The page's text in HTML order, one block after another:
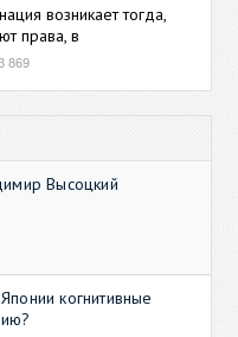
возникает тогда,
права, в
869
Высоцкий
когнитивные